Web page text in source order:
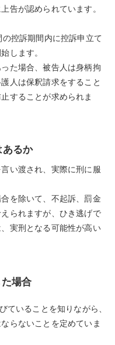
告が認められています。
控訴期間内に控訴申立て
します。
た場合、被告人は身柄拘
人は保釈請求をすること
することが求められま
あるか
い渡され、実際に刑に服
を除いて、不起訴、罰金
られますが、ひき逃げで
実刑となる可能性が高い
場合
ていることを知りながら、
らないことを定めていま